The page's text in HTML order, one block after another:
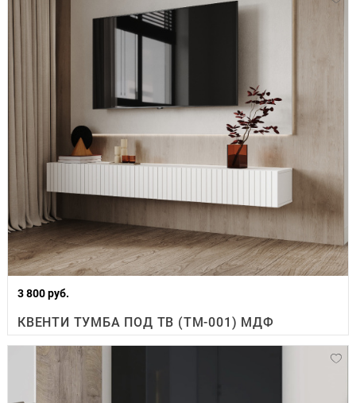
3 800 руб.
КВЕНТИ ТУМБА ПОД ТВ (ТМ-001) МДФ